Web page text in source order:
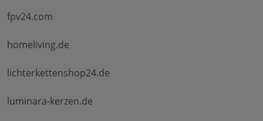
fpv24.com
homeliving.de
lichterkettenshop24.de
luminara-kerzen.de